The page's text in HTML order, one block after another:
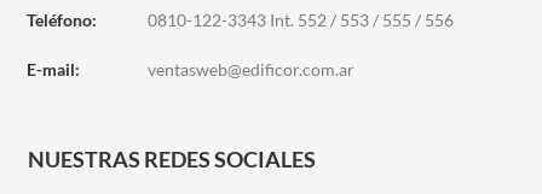
Teléfono: 0810-122-3343 Int. 552 / 553 / 555 / 556
E-mail: ventasweb@edificor.com.ar
NUESTRAS REDES SOCIALES